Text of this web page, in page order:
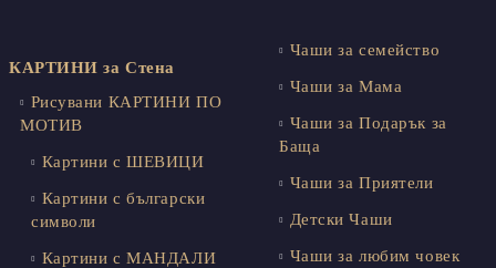
КАРТИНИ за Стена
Рисувани КАРТИНИ ПО
МОТИВ
Картини с ШЕВИЦИ
Картини с български
символи
Картини с МАНДАЛИ
Чаши за семейство
Чаши за Мама
Чаши за Подарък за
Баща
Чаши за Приятели
Детски Чаши
Чаши за любим човек